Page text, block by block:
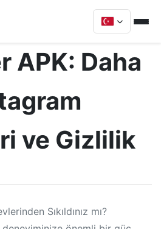
APK: Daha
ve Gizlilik
Sıkıldınız mı?